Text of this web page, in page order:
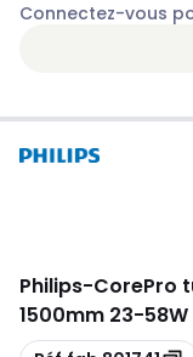
Connectez-vous
Philips-CorePro
1500mm 23-